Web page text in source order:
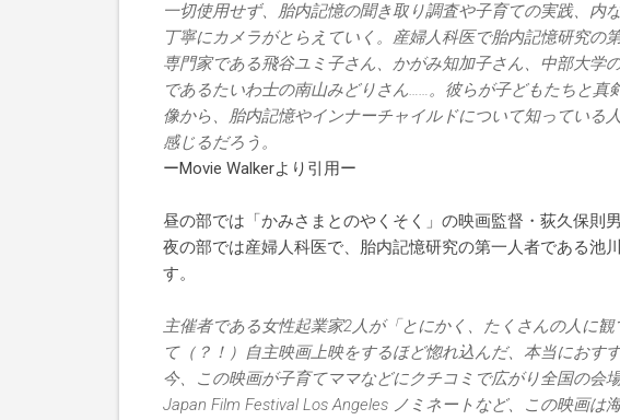
一切使用せず、胎内記憶の聞き取り調査や子育ての実践、内
丁寧にカメラがとらえていく。産婦人科医で胎内記憶研究の
専門家である飛谷ユミ子さん、かがみ知加子さん、中部大学
であるたいわ士の南山みどりさん……。彼らが子どもたちと
像から、胎内記憶やインナーチャイルドについて知っている
感じるだろう。
ーMovie Walkerより引用ー
昼の部では「かみさまとのやくそく」の映画監督・荻久保則
夜の部では産婦人科医で、胎内記憶研究の第一人者である池
す。
主催者である女性起業家2人が「とにかく、たくさんの人に
て（？！）自主映画上映をするほど惚れ込んだ、本当におす
今、この映画が子育てママなどにクチコミで広がり全国の会
Japan Film Festival Los Angeles ノミネートなど、この映画は